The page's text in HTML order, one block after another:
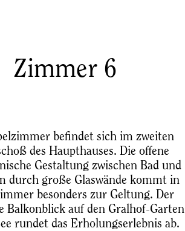
Zimmer 6
befindet sich im zweiten
des Haupthauses. Die offene
Gestaltung zwischen Bad und
durch große Glaswände kommt in
besonders zur Geltung. Der
Balkonblick auf den Gralhof-Garten
rundet das Erholungserlebnis ab.